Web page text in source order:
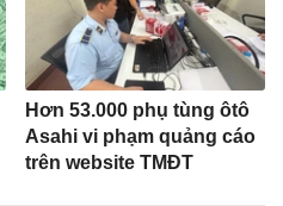
Hơn 53.000 phụ tùng ôtô
Asahi vi phạm quảng cáo
trên website TMĐT